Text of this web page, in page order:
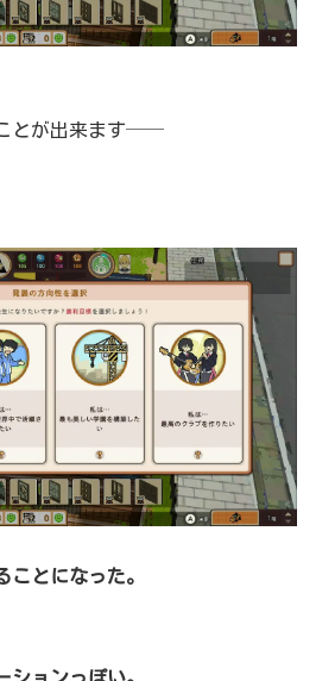
とが出来ます──
ことになった。